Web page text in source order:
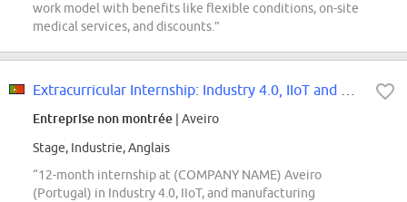
work model with benefits like flexible conditions, on-site
medical services, and discounts.”
Entreprise non montrée | Aveiro
Stage, Industrie, Anglais
“12-month internship at (COMPANY NAME) Aveiro
(Portugal) in Industry 4.0, IIoT, and manufacturing